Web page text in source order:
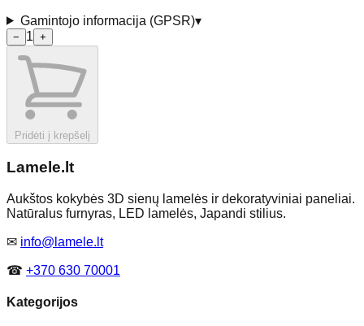
Gamintojo informacija (GPSR)▾
− 1 +
Pridėti į krepšelį
Lamele.lt
Aukštos kokybės 3D sienų lamelės ir dekoratyviniai paneliai.
Natūralus furnyras, LED lamelės, Japandi stilius.
✉ info@lamele.lt
☎ +370 630 70001
Kategorijos